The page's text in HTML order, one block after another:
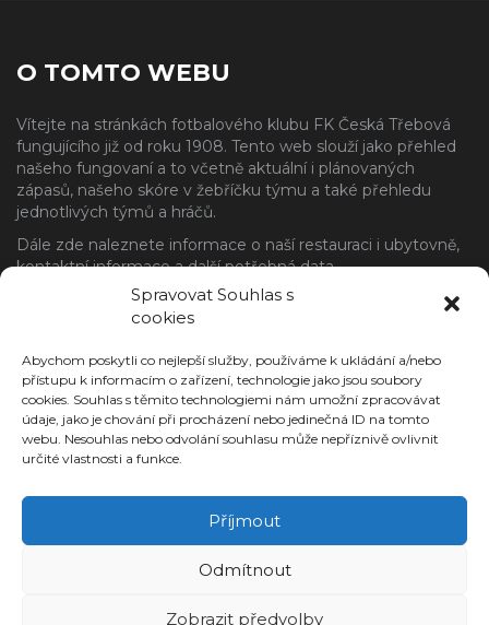
Spravovat Souhlas s
cookies
Abychom poskytli co nejlepší služby, používáme k ukládání a/nebo
přístupu k informacím o zařízení, technologie jako jsou soubory
cookies. Souhlas s těmito technologiemi nám umožní zpracovávat
údaje, jako je chování při procházení nebo jedinečná ID na tomto
webu. Nesouhlas nebo odvolání souhlasu může nepříznivě ovlivnit
určité vlastnosti a funkce.
Příjmout
Odmítnout
Zobrazit předvolby
O TOMTO WEBU
Vítejte na stránkách fotbalového klubu FK Česká Třebová
fungujícího již od roku 1908. Tento web slouží jako přehled
našeho fungovaní a to včetně aktuální i plánovaných
zápasů, našeho skóre v žebříčku týmu a také přehledu
jednotlivých týmů a hráčů.
Dále zde naleznete informace o naší restauraci i ubytovně,
kontaktní informace a další potřebná data.
NAJDETE NÁS
Adresa
FK Česká Třebová, z.s.
Pod Jelenicí 597
560 02 Česká Třebová
SOCIÁLNÍ SÍTĚ
Facebook
Instagram